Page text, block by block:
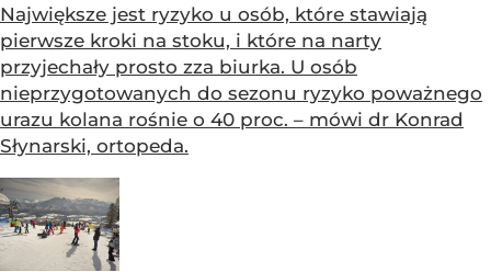
Największe jest ryzyko u osób, które stawiają
pierwsze kroki na stoku, i które na narty
przyjechały prosto zza biurka. U osób
nieprzygotowanych do sezonu ryzyko poważnego
urazu kolana rośnie o 40 proc. – mówi dr Konrad
Słynarski, ortopeda.